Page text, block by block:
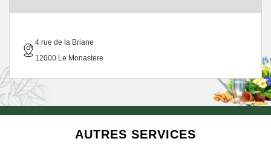
4 rue de la Briane
12000 Le Monastere
AUTRES SERVICES